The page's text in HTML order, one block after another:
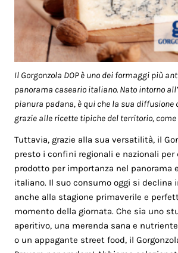
Il Gorgonzola DOP è uno dei formaggi più
panorama caseario italiano. Nato intorno
pianura padana, è qui che la sua diffusione
grazie alle ricette tipiche del territorio,
Tuttavia, grazie alla sua versatilità, il
presto i confini regionali e nazionali
prodotto per importanza nel panorama
italiano. Il suo consumo oggi si declina
anche alla stagione primaverile e
momento della giornata. Che sia uno
aperitivo, una merenda sana e
o un appagante street food, il